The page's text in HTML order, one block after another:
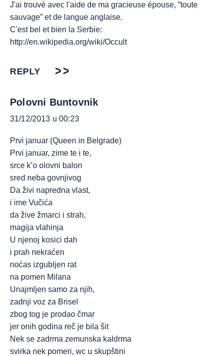
J'ai trouvé avec l'aide de ma gracieuse épouse, ”toute
sauvage” et de langue anglaise.
C'est bel et bien la Serbie:
http://en.wikipedia.org/wiki/Occult
REPLY
Polovni Buntovnik
31/12/2013 u 00:23
Prvi januar (Queen in Belgrade)
Prvi januar, zime te i te,
srce k’o olovni balon
sred neba govnjivog
Da živi napredna vlast,
i ime Vučića
da žive žmarci i strah,
magija vlahinja
U njenoj kosici dah
i prah nekraćen
noćas izgubljen rat
na pomen Milana
Unajmljen samo za njih,
zadnji voz za Brisel
zbog tog je prodao čmar
jer onih godina reč je bila šit
Nek se zadrma zemunska kaldrma
svirka nek pomeri, wc u skupštini